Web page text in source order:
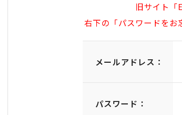
旧サイト「
右下の「パスワードをお
メールアドレス：
パスワード：